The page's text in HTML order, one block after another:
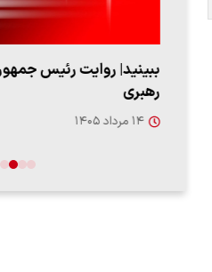
ببینید| روایت رئیس
رهبری
۱۴ مرداد ۱۴۰۵